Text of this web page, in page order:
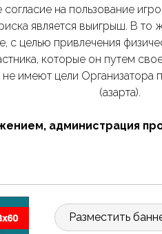
на пользование
является выигрыш. В
с целью привлечения
которые он путем
имеют цели
(азарта).
администрация
Разместить